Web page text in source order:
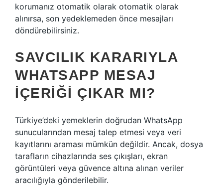
korumanız otomatik olarak otomatik olarak
alınırsa, son yedeklemeden önce mesajları
döndürebilirsiniz.
SAVCILIK KARARIYLA
WHATSAPP MESAJ
IÇERIĞI ÇIKAR MI?
Türkiye’deki yemeklerin doğrudan WhatsApp
sunucularından mesaj talep etmesi veya veri
kayıtlarını araması mümkün değildir. Ancak, dosya
tarafların cihazlarında ses çıkışları, ekran
görüntüleri veya güvence altına alınan veriler
aracılığıyla gönderilebilir.